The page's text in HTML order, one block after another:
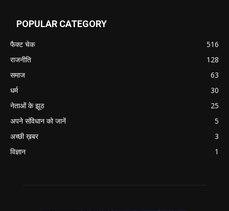
POPULAR CATEGORY
फैक्ट चेक
516
राजनीति
128
समाज
63
धर्म
30
नेताओं के झूठ
25
अपने संविधान को जानें
5
अच्छी ख़बर
3
विज्ञान
1